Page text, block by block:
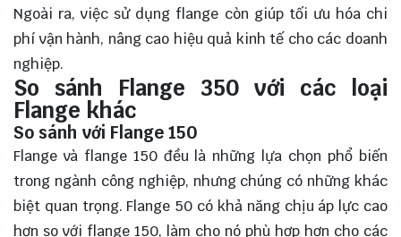
Ngoài ra, việc sử dụng flange còn giúp tối ưu hóa chi
phí vận hành, nâng cao hiệu quả kinh tế cho các doanh
nghiệp.
So sánh Flange 350 với các loại
Flange khác
So sánh với Flange 150
Flange và flange 150 đều là những lựa chọn phổ biến
trong ngành công nghiệp, nhưng chúng có những khác
biệt quan trọng. Flange 50 có khả năng chịu áp lực cao
hơn so với flange 150, làm cho nó phù hợp hơn cho các